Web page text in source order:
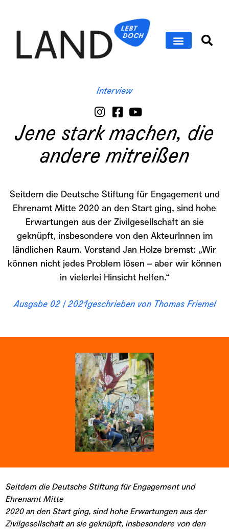
Interview
Jene stark machen, die
andere mitreißen
Seitdem die Deutsche Stiftung für Engagement und
Ehrenamt Mitte 2020 an den Start ging, sind hohe
Erwartungen aus der Zivilgesellschaft an sie
geknüpft, insbesondere von den AkteurInnen im
ländlichen Raum. Vorstand Jan Holze bremst: „Wir
können nicht jedes Problem lösen – aber wir können
in vielerlei Hinsicht helfen.“
Ausgabe 02 / 2021geschrieben von Thomas Friemel
Seitdem die Deutsche Stiftung für Engagement und
Ehrenamt Mitte
2020 an den Start ging, sind hohe Erwartungen aus der
Zivilgesellschaft an sie geknüpft, insbesondere von den